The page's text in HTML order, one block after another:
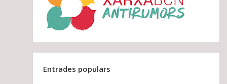
Entrades populars